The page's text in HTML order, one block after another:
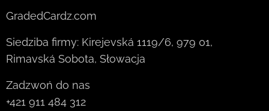
GradedCardz.com
Siedziba firmy: Kirejevská 1119/6, 979 01,
Rimavská Sobota, Słowacja
Zadzwoń do nas
+421 911 484 312